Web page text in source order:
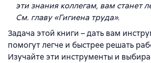
эти знания коллегам, вам станет
См. главу «Гигиена труда».
Задача этой книги – дать вам
помогут легче и быстрее решать
Изучайте эти инструменты и